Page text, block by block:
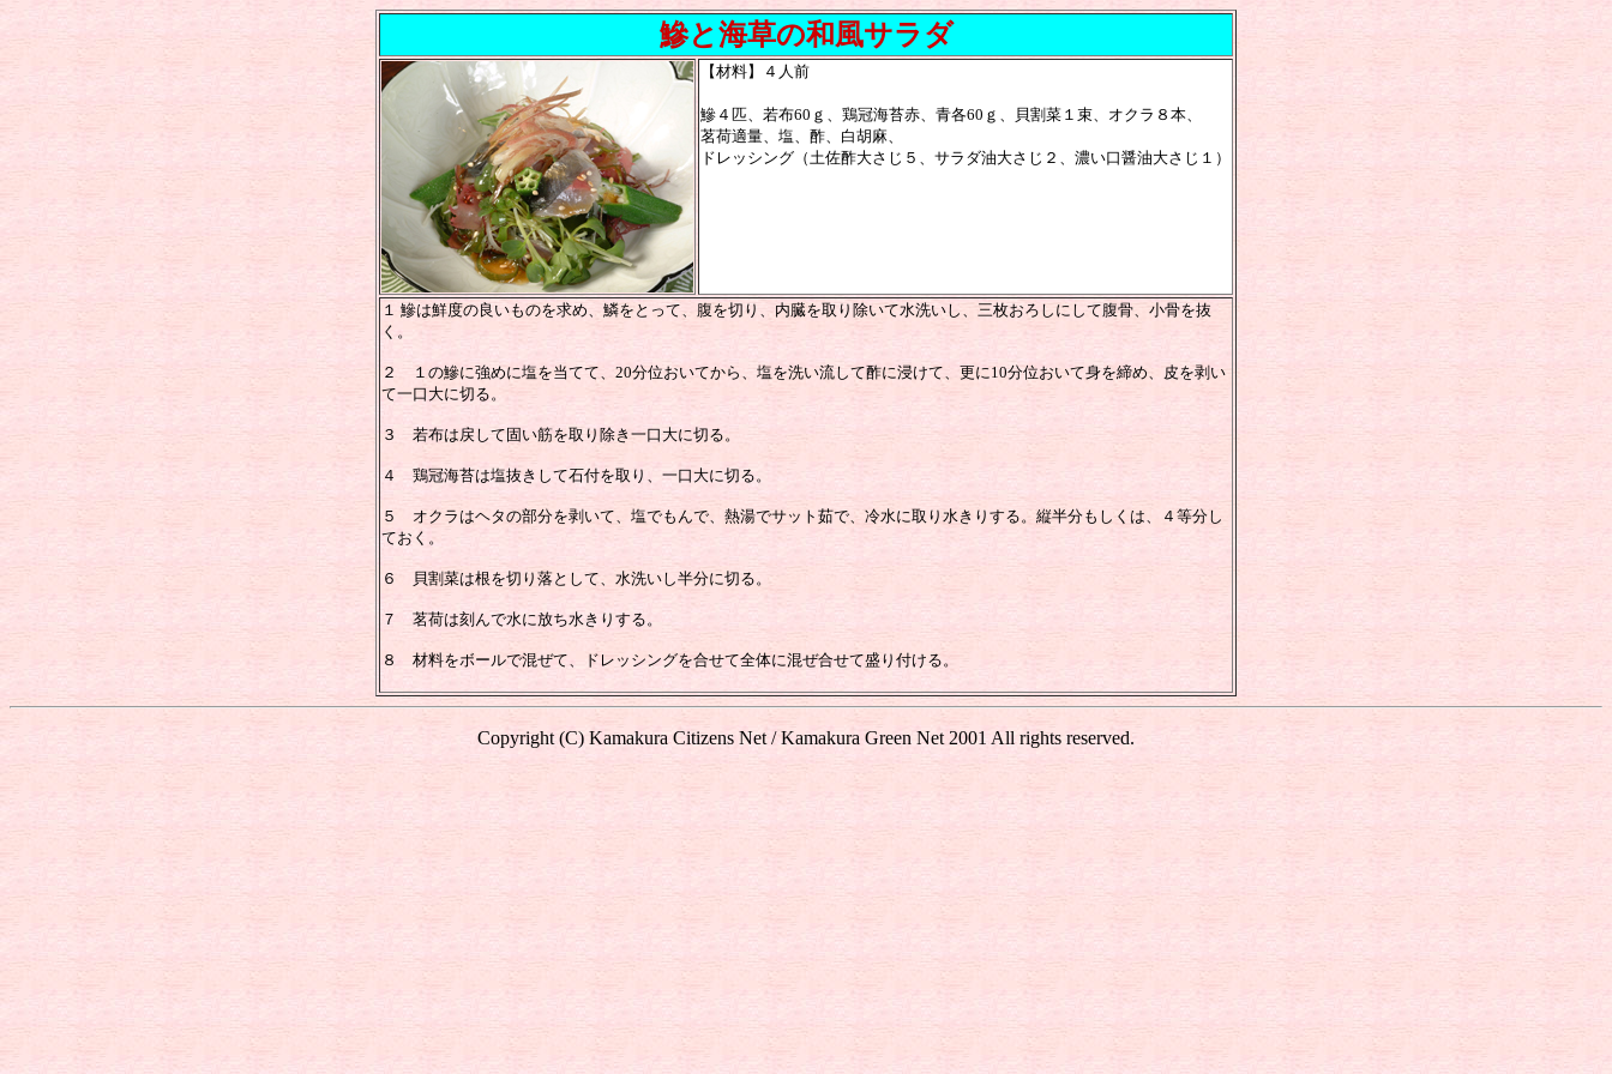
鰺と海草の和風サラダ
【材料】４人前
鰺４匹、若布60ｇ、鶏冠海苔赤、青各60ｇ、貝割菜１束、オクラ８本、
茗荷適量、塩、酢、白胡麻、
ドレッシング（土佐酢大さじ５、サラダ油大さじ２、濃い口醤油大さじ１）
１ 鰺は鮮度の良いものを求め、鱗をとって、腹を切り、内臓を取り除いて水洗いし、三枚おろしにして腹骨、小骨を抜
く。
２ １の鰺に強めに塩を当てて、20分位おいてから、塩を洗い流して酢に浸けて、更に10分位おいて身を締め、皮を剥い
て一口大に切る。
３ 若布は戻して固い筋を取り除き一口大に切る。
４ 鶏冠海苔は塩抜きして石付を取り、一口大に切る。
５ オクラはヘタの部分を剥いて、塩でもんで、熱湯でサット茹で、冷水に取り水きりする。縦半分もしくは、４等分し
ておく。
６ 貝割菜は根を切り落として、水洗いし半分に切る。
７ 茗荷は刻んで水に放ち水きりする。
８ 材料をボールで混ぜて、ドレッシングを合せて全体に混ぜ合せて盛り付ける。
Copyright (C) Kamakura Citizens Net / Kamakura Green Net 2001 All rights reserved.